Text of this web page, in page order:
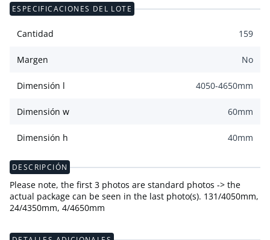
ESPECIFICACIONES DEL LOTE
Cantidad 159
Margen No
Dimensión l 4050-4650mm
Dimensión w 60mm
Dimensión h 40mm
DESCRIPCIÓN
Please note, the first 3 photos are standard photos -> the
actual package can be seen in the last photo(s). 131/4050mm,
24/4350mm, 4/4650mm